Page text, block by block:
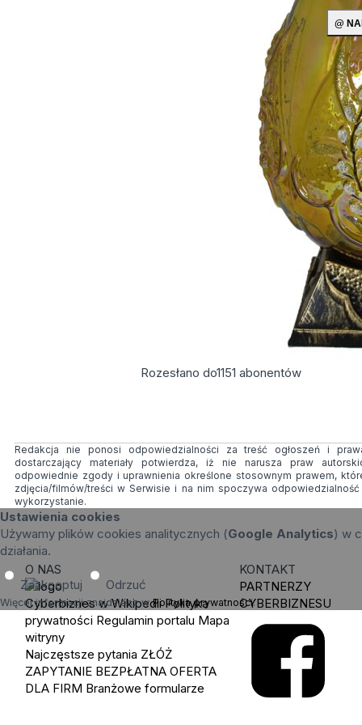
Rozesłano do1151 abonentów
Redakcja nie ponosi odpowiedzialności za treść ogłoszeń i
dostarczający materiały potwierdza, iż nie narusza praw
odpowiednie zgody i uprawnienia określone stosownym prawem,
zdjęcia/filmów/treści w Serwisie i na nim spoczywa
wykorzystanie.
Ustawienia cookies
Używamy plików cookies analitycznych (Google Analytics) w
działania.
Zaakceptuj Odrzuć
Więcej informacji znajdziesz wPolityka prywatności.
O NAS
Cyberbiznes w Wikipedii Polityka
prywatności Regulamin portalu Mapa
witryny
Najczęstsze pytania ZŁÓŻ
ZAPYTANIE BEZPŁATNA OFERTA
DLA FIRM Branżowe formularze
KONTAKT
PARTNERZY
CYBERBIZNESU